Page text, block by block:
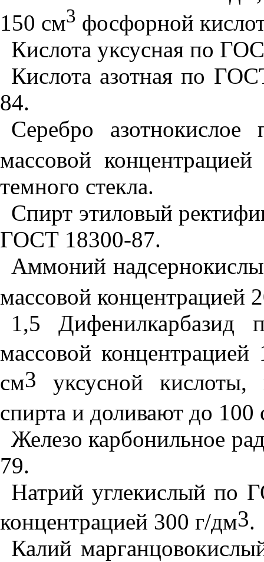
150 см3 фосфорной
Кислота уксусная по
Кислота азотная по
84.
Серебро
массовой
темного стекла.
Спирт этиловый
ГОСТ 18300-87.
Аммоний
массовой концентрацией
1,5
массовой концентрацией
см3 уксусной
спирта и доливают до 100
Железо карбонильное
79.
Натрий углекислый по
концентрацией 300 г/дм3.
Калий